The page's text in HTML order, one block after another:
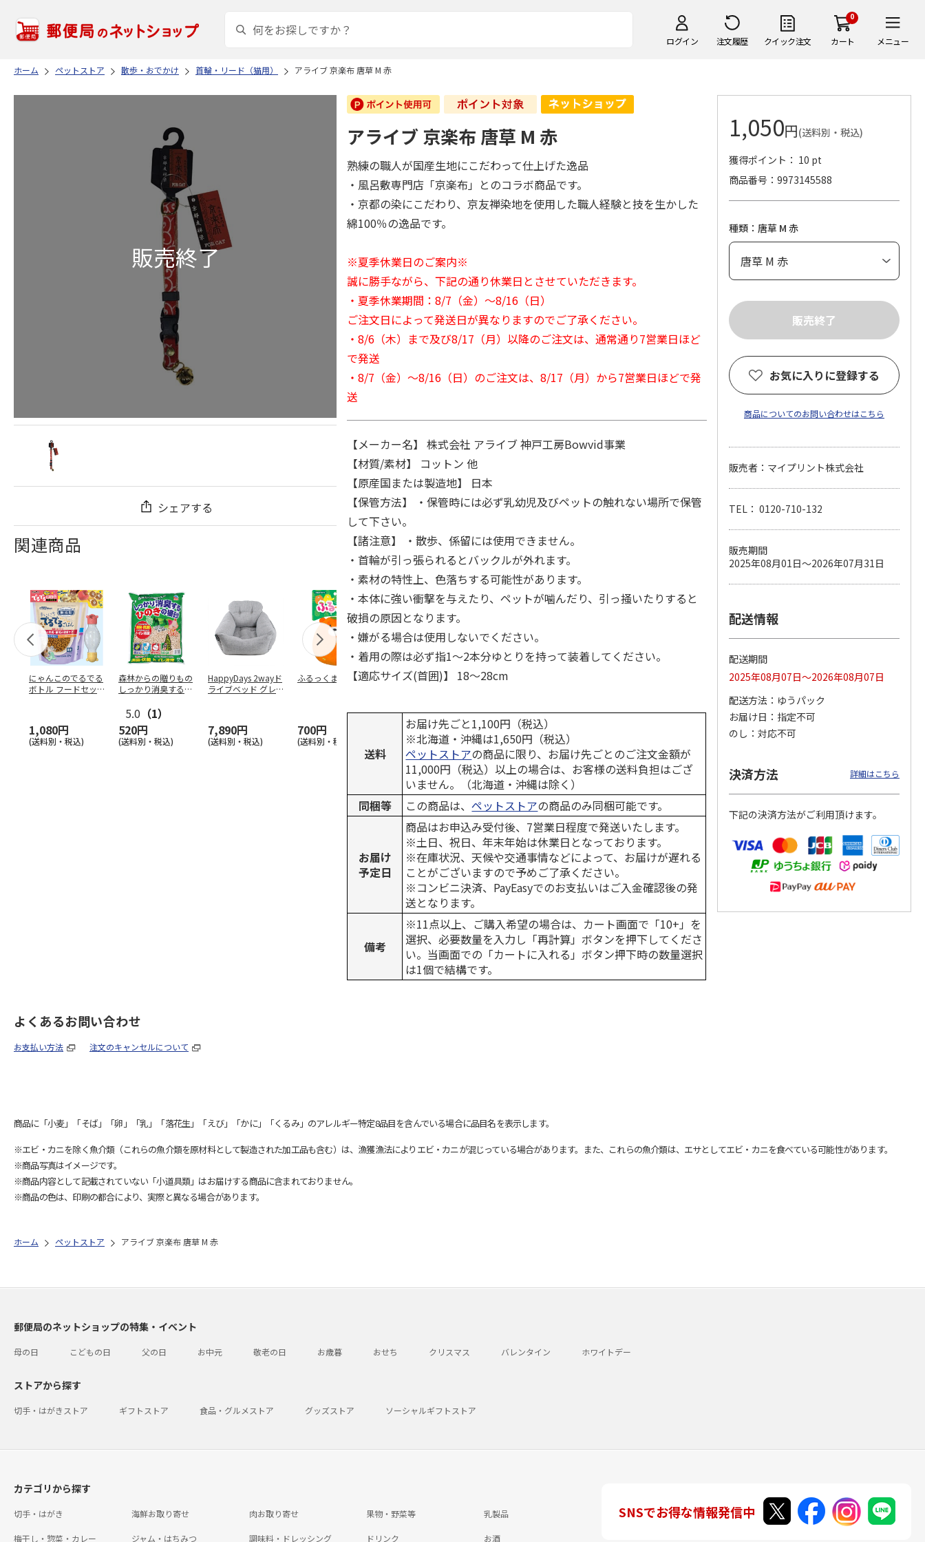
ログイン 注文履歴 クイック注文
0
カート メニュー
ホーム ペットストア 散歩・おでかけ 首輪・リード（猫用） アライブ 京楽布 唐草 M 赤
シェアする
関連商品
にゃんこのでるでる
ボトル フードセッ
1,080円
(送料別・税込)
森林からの贈りもの
しっかり消臭するひ
5.0 （1）
520円
(送料別・税込)
HappyDays 2wayド
ライブベッド グレ
7,890円
(送料別・税込)
ふるっくま みかん
700円
(送料別・税込)
デオトイレ 飛び散
1,320円
(送料別・税込)
獣医師開発 ニオイ
レー
1,550円
(送料別・税込)
…
470円
(送料別・税込)
おに…
ペット線香 虹のか
ローラルの香り
590円
(送料別・税込)
CIAO 香り立つクラ
アライブ 京楽布 唐草 M 赤
熟練の職人が国産生地にこだわって仕上げた逸品
・風呂敷専門店「京楽布」とのコラボ商品です。
・京都の染にこだわり、京友禅染地を使用した職人経験と技を生かした
綿100％の逸品です。
※夏季休業日のご案内※
誠に勝手ながら、下記の通り休業日とさせていただきます。
・夏季休業期間：8/7（金）～8/16（日）
ご注文日によって発送日が異なりますのでご了承ください。
・8/6（木）まで及び8/17（月）以降のご注文は、通常通り7営業日ほど
で発送
・8/7（金）～8/16（日）のご注文は、8/17（月）から7営業日ほどで発
送
【メーカー名】 株式会社 アライブ 神戸工房Bowvid事業
【材質/素材】 コットン 他
【原産国または製造地】 日本
【保管方法】 ・保管時には必ず乳幼児及びペットの触れない場所で保管
して下さい。
【諸注意】 ・散歩、係留には使用できません。
・首輪が引っ張られるとバックルが外れます。
・素材の特性上、色落ちする可能性があります。
・本体に強い衝撃を与えたり、ペットが噛んだり、引っ掻いたりすると
破損の原因となります。
・嫌がる場合は使用しないでください。
・着用の際は必ず指1～2本分ゆとりを持って装着してください。
【適応サイズ(首囲)】 18～28cm
送料
お届け先ごと1,100円（税込）
※北海道・沖縄は1,650円（税込）
ペットストアの商品に限り、お届け先ごとのご注文金額が
11,000円（税込）以上の場合は、お客様の送料負担はござ
いません。（北海道・沖縄は除く）
同梱等
この商品は、ペットストアの商品のみ同梱可能です。
お届け
予定日
商品はお申込み受付後、7営業日程度で発送いたします。
※土日、祝日、年末年始は休業日となっております。
※在庫状況、天候や交通事情などによって、お届けが遅れる
ことがございますので予めご了承ください。
※コンビニ決済、PayEasyでのお支払いはご入金確認後の発
送となります。
備考
※11点以上、ご購入希望の場合は、カート画面で「10+」を
選択、必要数量を入力し「再計算」ボタンを押下してくださ
い。当画面での「カートに入れる」ボタン押下時の数量選択
は1個で結構です。
1,050円(送料別・税込)
獲得ポイント： 10 pt
商品番号
9973145588
種類：唐草 M 赤
お気に入りに登録する
商品についてのお問い合わせはこちら
販売者：マイプリント株式会社
TEL： 0120-710-132
販売期間
2025年08月01日～2026年07月31日
配送情報
配送期間
2025年08月07日～2026年08月07日
配送方法
ゆうパック
お届け日
指定不可
のし
対応不可
決済方法 詳細はこちら
下記の決済方法がご利用頂けます。
よくあるお問い合わせ
お支払い方法 注文のキャンセルについて
商品に「小麦」「そば」「卵」「乳」「落花生」「えび」「かに」「くるみ」のアレルギー特定8品目を含んでいる場合に品目名を表示します。
※エビ・カニを除く魚介類（これらの魚介類を原材料として製造された加工品も含む）は、漁獲漁法によりエビ・カニが混じっている場合があります。また、これらの魚介類は、エサとしてエビ・カニを食べている可能性があります。
※商品写真はイメージです。
※商品内容として記載されていない「小道具類」はお届けする商品に含まれておりません。
※商品の色は、印刷の都合により、実際と異なる場合があります。
ホーム ペットストア アライブ 京楽布 唐草 M 赤
郵便局のネットショップの特集・イベント
母の日 こどもの日 父の日 お中元 敬老の日 お歳暮 おせち クリスマス バレンタイン ホワイトデー
ストアから探す
切手・はがきストア ギフトストア 食品・グルメストア グッズストア ソーシャルギフトストア
カテゴリから探す
切手・はがき 海鮮お取り寄せ 肉お取り寄せ 果物・野菜等 乳製品
梅干し・惣菜・カレー ジャム・はちみつ 調味料・ドレッシング ドリンク お酒
SNSでお得な情報発信中